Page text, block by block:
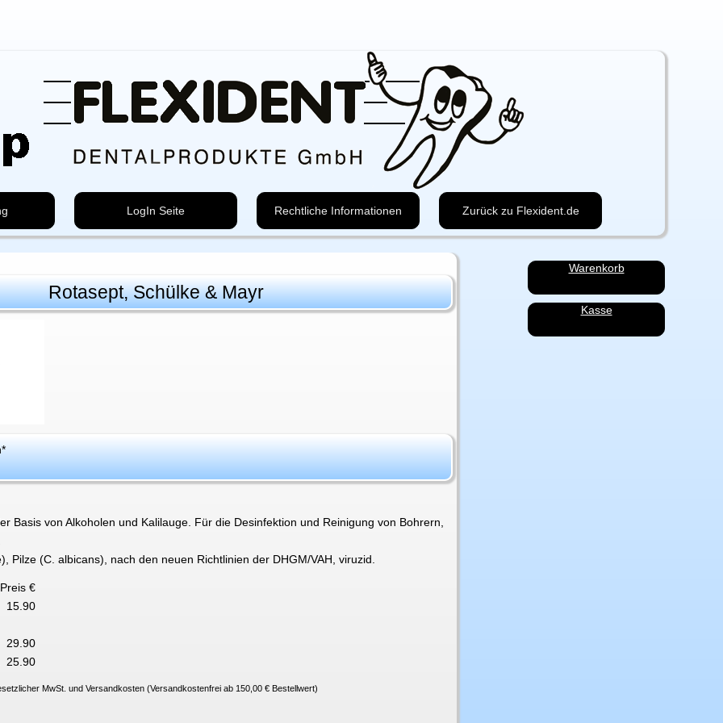
LogIn Seite Rechtliche Informationen Zurück zu Flexident.de
Rotasept, Schülke & Mayr
*
Basis von Alkoholen und Kalilauge. Für die Desinfektion und Reinigung von Bohrern,
Pilze (C. albicans), nach den neuen Richtlinien der DHGM/VAH, viruzid.
Preis €
15.90
29.90
25.90
MwSt. und Versandkosten (Versandkostenfrei ab 150,00 € Bestellwert)
Navigation
überspringenWarenkorb
Kasse